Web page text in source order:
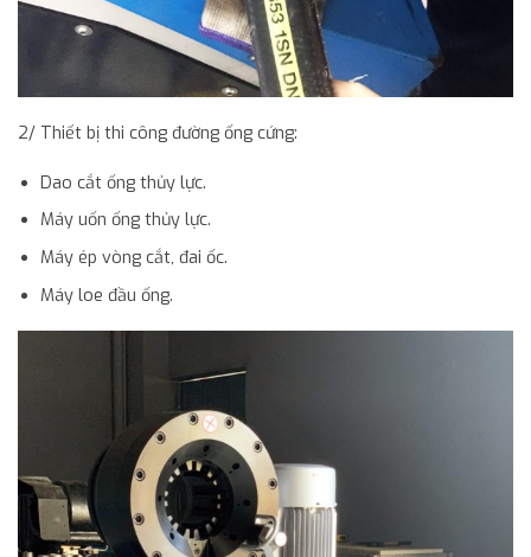
2/ Thiết bị thi công đường ống cứng:
Dao cắt ống thủy lực.
Máy uốn ống thủy lực.
Máy ép vòng cắt, đai ốc.
Máy loe đầu ống.